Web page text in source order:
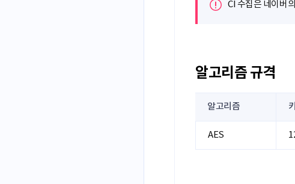
CI 수집은 네이버
알고리즘 규격
알고리즘
AES